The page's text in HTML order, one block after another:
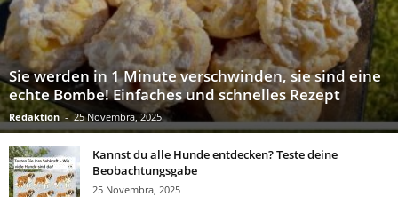
Sie werden in 1 Minute verschwinden, sie sind eine
echte Bombe! Einfaches und schnelles Rezept
Redaktion - 25 Novembra, 2025
Kannst du alle Hunde entdecken? Teste deine
Beobachtungsgabe
25 Novembra, 2025